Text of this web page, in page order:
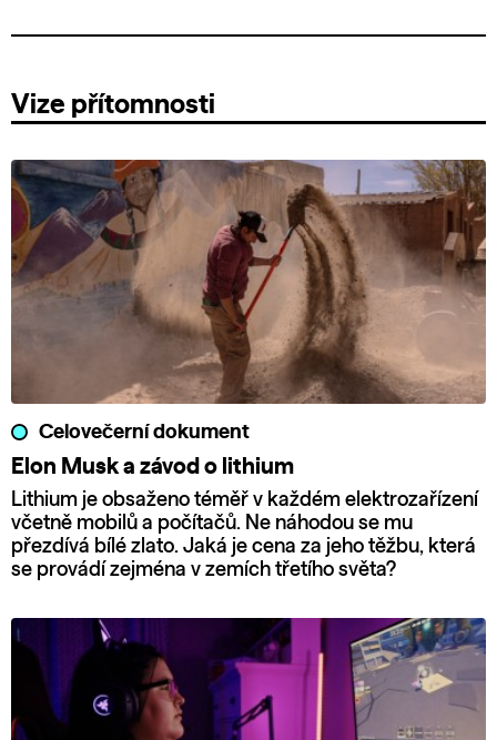
Vize přítomnosti
Celovečerní dokument
Elon Musk a závod o lithium
Lithium je obsaženo téměř v každém elektrozařízení
včetně mobilů a počítačů. Ne náhodou se mu
přezdívá bílé zlato. Jaká je cena za jeho těžbu, která
se provádí zejména v zemích třetího světa?